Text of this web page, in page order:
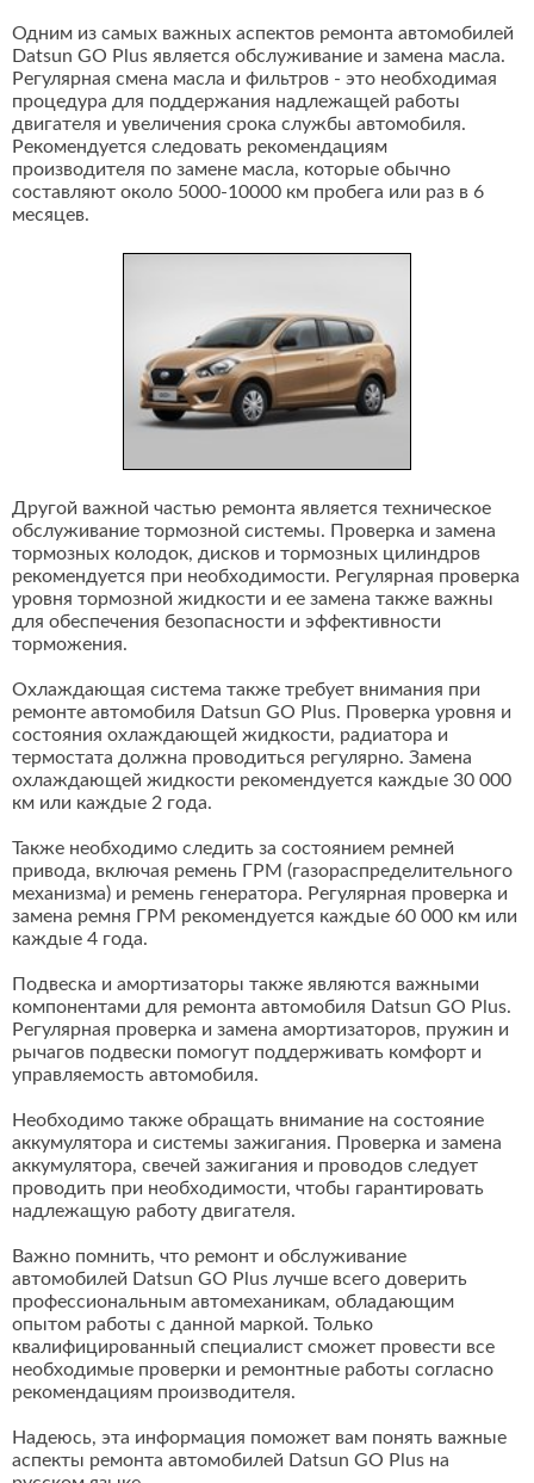
Одним из самых важных аспектов ремонта автомобилей
Datsun GO Plus является обслуживание и замена масла.
Регулярная смена масла и фильтров - это необходимая
процедура для поддержания надлежащей работы
двигателя и увеличения срока службы автомобиля.
Рекомендуется следовать рекомендациям
производителя по замене масла, которые обычно
составляют около 5000-10000 км пробега или раз в 6
месяцев.
Другой важной частью ремонта является техническое
обслуживание тормозной системы. Проверка и замена
тормозных колодок, дисков и тормозных цилиндров
рекомендуется при необходимости. Регулярная проверка
уровня тормозной жидкости и ее замена также важны
для обеспечения безопасности и эффективности
торможения.
Охлаждающая система также требует внимания при
ремонте автомобиля Datsun GO Plus. Проверка уровня и
состояния охлаждающей жидкости, радиатора и
термостата должна проводиться регулярно. Замена
охлаждающей жидкости рекомендуется каждые 30 000
км или каждые 2 года.
Также необходимо следить за состоянием ремней
привода, включая ремень ГРМ (газораспределительного
механизма) и ремень генератора. Регулярная проверка и
замена ремня ГРМ рекомендуется каждые 60 000 км или
каждые 4 года.
Подвеска и амортизаторы также являются важными
компонентами для ремонта автомобиля Datsun GO Plus.
Регулярная проверка и замена амортизаторов, пружин и
рычагов подвески помогут поддерживать комфорт и
управляемость автомобиля.
Необходимо также обращать внимание на состояние
аккумулятора и системы зажигания. Проверка и замена
аккумулятора, свечей зажигания и проводов следует
проводить при необходимости, чтобы гарантировать
надлежащую работу двигателя.
Важно помнить, что ремонт и обслуживание
автомобилей Datsun GO Plus лучше всего доверить
профессиональным автомеханикам, обладающим
опытом работы с данной маркой. Только
квалифицированный специалист сможет провести все
необходимые проверки и ремонтные работы согласно
рекомендациям производителя.
Надеюсь, эта информация поможет вам понять важные
аспекты ремонта автомобилей Datsun GO Plus на